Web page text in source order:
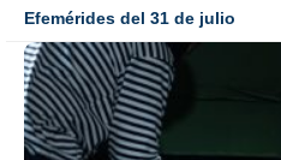
Efemérides del 31 de julio